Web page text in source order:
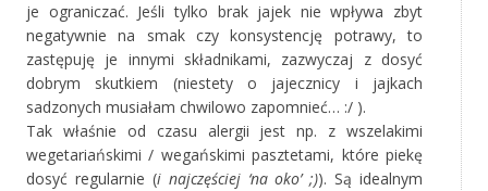
je ograniczać. Jeśli tylko brak jajek nie wpływa zbyt
negatywnie na smak czy konsystencję potrawy, to
zastępuję je innymi składnikami, zazwyczaj z dosyć
dobrym skutkiem (niestety o jajecznicy i jajkach
sadzonych musiałam chwilowo zapomnieć… :/ ).
Tak właśnie od czasu alergii jest np. z wszelakimi
wegetariańskimi / wegańskimi pasztetami, które piekę
dosyć regularnie (i najczęściej ‘na oko’ ;)). Są idealnym